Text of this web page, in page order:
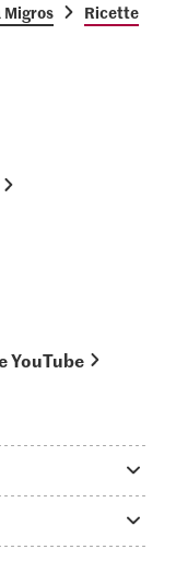
Ricette
YouTube